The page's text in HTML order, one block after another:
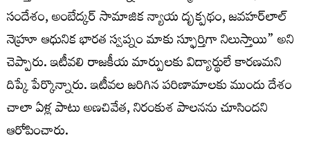
సందేశం, అంబేద్కర్ సామాజిక న్యాయ దృక్పథం, జవహర్‌లాల్
నెహ్రూ ఆధునిక భారత స్వప్నం మాకు స్ఫూర్తిగా నిలుస్తాయి” అని
చెప్పారు. ఇటీవలి రాజకీయ మార్పులకు విద్యార్థులే కారణమని
దిప్కే పేర్కొన్నారు. ఇటీవల జరిగిన పరిణామాలకు ముందు దేశం
చాలా ఏళ్ల పాటు అణచివేత, నిరంకుశ పాలనను చూసిందని
ఆరోపించారు.